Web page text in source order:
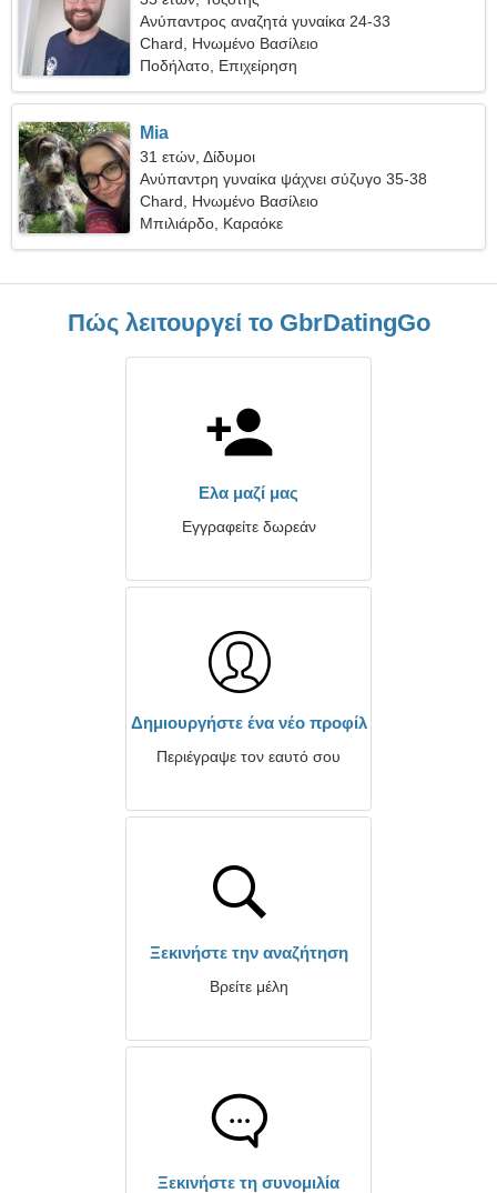
Ανύπαντρος αναζητά γυναίκα 24-33
Chard, Ηνωμένο Βασίλειο
Ποδήλατο, Επιχείρηση
Mia
31 ετών, Δίδυμοι
Ανύπαντρη γυναίκα ψάχνει σύζυγο 35-38
Chard, Ηνωμένο Βασίλειο
Μπιλιάρδο, Καραόκε
Πώς λειτουργεί το GbrDatingGo
Ελα μαζί μας
Εγγραφείτε δωρεάν
Δημιουργήστε ένα νέο προφίλ
Περιέγραψε τον εαυτό σου
Ξεκινήστε την αναζήτηση
Βρείτε μέλη
Ξεκινήστε τη συνομιλία